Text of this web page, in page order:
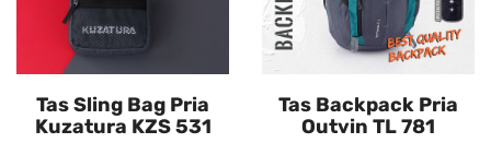
Tas Sling Bag Pria
Kuzatura KZS 531
Tas Backpack Pria
Outvin TL 781